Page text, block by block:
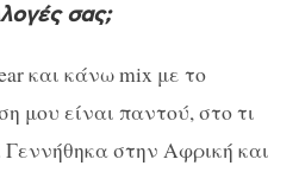
σας;
και κάνω mix με το
μου είναι παντού, στο τι
στην Αφρική και